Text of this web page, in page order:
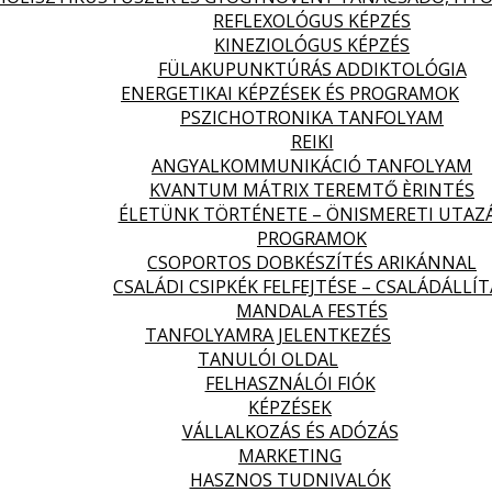
REFLEXOLÓGUS KÉPZÉS
KINEZIOLÓGUS KÉPZÉS
FÜLAKUPUNKTÚRÁS ADDIKTOLÓGIA
ENERGETIKAI KÉPZÉSEK ÉS PROGRAMOK
PSZICHOTRONIKA TANFOLYAM
REIKI
ANGYALKOMMUNIKÁCIÓ TANFOLYAM
KVANTUM MÁTRIX TEREMTŐ ÈRINTÉS
ÉLETÜNK TÖRTÉNETE – ÖNISMERETI
PROGRAMOK
CSOPORTOS DOBKÉSZÍTÉS ARIKÁNNAL
CSALÁDI CSIPKÉK FELFEJTÉSE –
MANDALA FESTÉS
TANFOLYAMRA JELENTKEZÉS
TANULÓI OLDAL
FELHASZNÁLÓI FIÓK
KÉPZÉSEK
VÁLLALKOZÁS ÉS ADÓZÁS
MARKETING
HASZNOS TUDNIVALÓK